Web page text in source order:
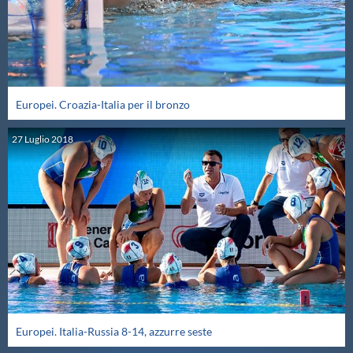
Protezione Civile
Qualità
Sostenibilità
Privacy
Cookie Policy
Archivio News
Flash News
Europei. Croazia-Italia per il bronzo
27Luglio2018
Europei. Italia-Russia 8-14, azzurre seste